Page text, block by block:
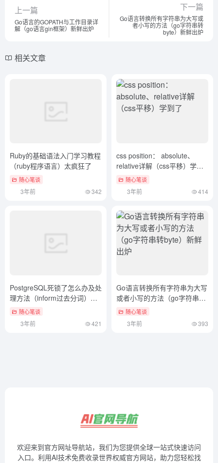
上一篇
Go语言的GOPATH与工作目录详
解（go语言gin框架）新鲜出炉
下一篇
Go语言转换所有字符串为大写或
者小写的方法（go字符串转
byte）新鲜出炉
相关文章
Ruby的基础语法入门学习教程
（ruby程序语言）太疯狂了
随心笔谈
3年前 342
css position： absolute、
relative详解（css平移）学到
了 随心笔谈
3年前 414
PostgreSQL死锁了怎么办及处
理方法（inform过去分词）这
样也行？
随心笔谈
3年前 421
Go语言转换所有字符串为大写
或者小写的方法（go字符串转
byte）新鲜出炉
随心笔谈
3年前 393
欢迎来到官方网址导航站，我们为您提供全球一站式快速访问
入口。利用AI技术免费收录世界权威官方网站，助力您轻松找